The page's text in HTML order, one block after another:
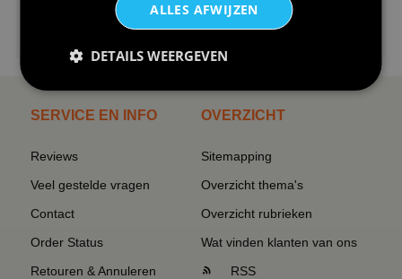
SERVICE EN INFO
Reviews
Veel gestelde vragen
Contact
Order Status
Retouren & Annuleren
OVERZICHT
Sitemapping
Overzicht thema's
Overzicht rubrieken
Wat vinden klanten van ons
RSS
ALLES AFWIJZEN
DETAILS WEERGEVEN